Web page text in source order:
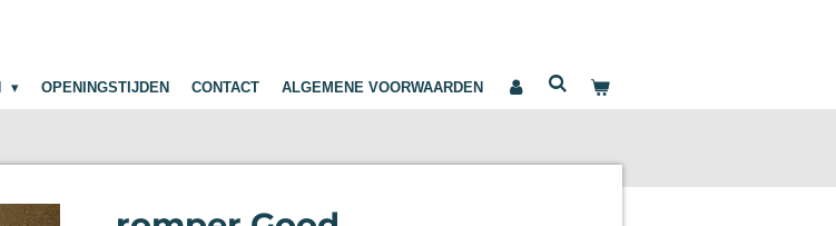
OPENINGSTIJDEN CONTACT ALGEMENE VOORWAARDEN